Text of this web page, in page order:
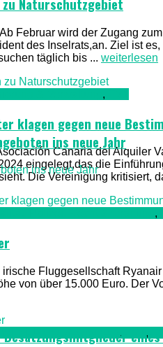
zu Naturschutzgebiet
Februar wird der Zugang
des Inselrats,an. Ziel ist
täglich bis ... weiterlesen
,
klagen gegen neue
Canaria del Alquiler
eingelegt,das die
Die Vereinigung kritisiert,
,
Fluggesellschaft
von über 15.000 Euro. Der
, ,
ins neue Jahr